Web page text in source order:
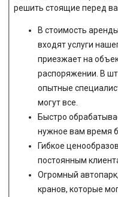
решить стоящие перед
В стоимость
входят услуги
приезжает на
распоряжении. В
опытные
могут все.
Быстро
нужное вам время
Гибкое
постоянным
Огромный
кранов, которые